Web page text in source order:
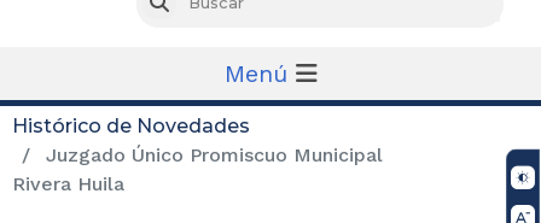
Menú
Histórico de Novedades
Juzgado Único Promiscuo Municipal
Rivera Huila